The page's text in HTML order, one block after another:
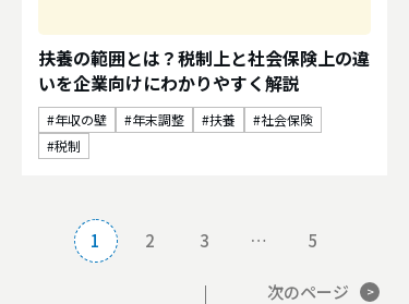
扶養の範囲とは？税制上と社会保険上の違
いを企業向けにわかりやすく解説
年収の壁 年末調整 扶養
社会保険
税制
1 2 3 … 5
次のページ